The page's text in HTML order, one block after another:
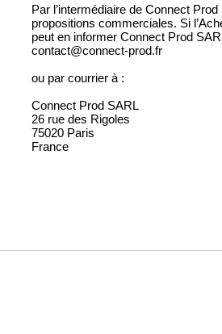
Par l’intermédiaire de Connect
propositions commerciales. Si
peut en informer Connect Prod
contact@connect-prod.fr
ou par courrier à :
Connect Prod SARL
26 rue des Rigoles
75020 Paris
France